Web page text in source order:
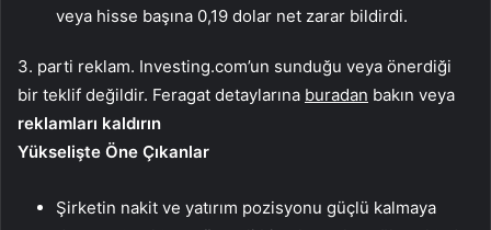
veya hisse başına 0,19 dolar net zarar bildirdi.
3. parti reklam. Investing.com’un sunduğu veya önerdiği
bir teklif değildir. Feragat detaylarına buradan bakın veya
reklamları kaldırın
Yükselişte Öne Çıkanlar
Şirketin nakit ve yatırım pozisyonu güçlü kalmaya